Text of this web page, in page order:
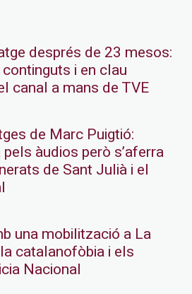
després de 23 mesos:
i en clau
canal a mans de TVE
de Marc Puigtió:
àudios però s’aferra
de Sant Julià i el
una mobilització a La
catalanofòbia i els
Nacional